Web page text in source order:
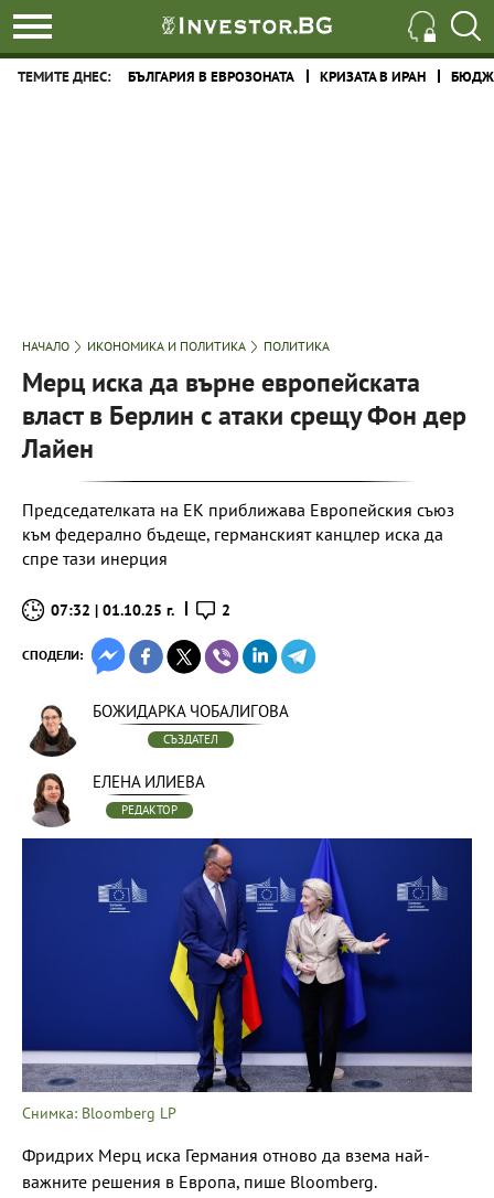
ТЕМИТЕ ДНЕС: БЪЛГАРИЯ В ЕВРОЗОНАТА КРИЗАТА В ИРАН
НАЧАЛО ИКОНОМИКА И ПОЛИТИКА ПОЛИТИКА
Мерц иска да върне европейската
власт в Берлин с атаки срещу Фон дер
Лайен
Председателката на ЕК приближава Европейския съюз
към федерално бъдеще, германският канцлер иска да
спре тази инерция
07:32 | 01.10.25 г. 2
СПОДЕЛИ:
БОЖИДАРКА ЧОБАЛИГОВА
СЪЗДАТЕЛ
ЕЛЕНА ИЛИЕВА
РЕДАКТОР
Снимка: Bloomberg LP
Фридрих Мерц иска Германия отново да взема най-
важните решения в Европа, пише Bloomberg.